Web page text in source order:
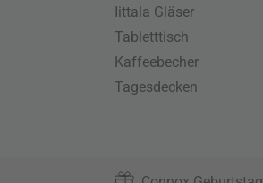
Iittala Gläser
Tabletttisch
Kaffeebecher
Tagesdecken